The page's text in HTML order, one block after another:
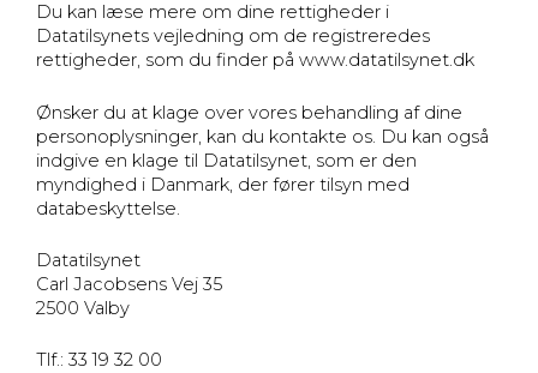
Du kan læse mere om dine rettigheder i
Datatilsynets vejledning om de registreredes
rettigheder, som du finder på www.datatilsynet.dk
Ønsker du at klage over vores behandling af dine
personoplysninger, kan du kontakte os. Du kan også
indgive en klage til Datatilsynet, som er den
myndighed i Danmark, der fører tilsyn med
databeskyttelse.
Datatilsynet
Carl Jacobsens Vej 35
2500 Valby
Tlf.: 33 19 32 00